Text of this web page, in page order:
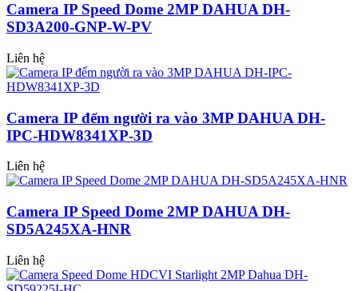
Camera IP Speed Dome 2MP DAHUA DH-
SD3A200-GNP-W-PV
Liên hệ
Camera IP đếm người ra vào 3MP DAHUA DH-
IPC-HDW8341XP-3D
Liên hệ
Camera IP Speed Dome 2MP DAHUA DH-
SD5A245XA-HNR
Liên hệ